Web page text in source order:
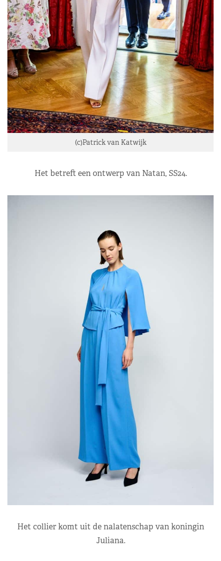
(c)Patrick van Katwijk
Het betreft een ontwerp van Natan, SS24.
Het collier komt uit de nalatenschap van koningin
Juliana.